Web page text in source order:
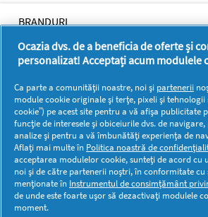
BRANDURI
BRANDURI
SUPORT
SECŢIUNI
DOCUMENTE LEGALE DETERGENTI SA
Mai multă inspirație
Ocazia dvs. de a beneficia de oferte și
personalizat! Acceptați acum modulele
Ca parte a comunității noastre, noi și partenerii
module cookie originale și terțe, pixeli și tehnologii
cookie”) pe acest site pentru a vă afișa publicitate
funcție de interesele și obiceiurile dvs. de
analize și pentru a vă îmbunătăți experiența de
Aflați mai multe în Politica noastră de
acceptarea modulelor cookie, sunteți de acord cu
noi și de către partenerii noștri, în conformitate cu
menționate în Instrumentul de consimțământ
de unde este foarte ușor să dezactivați modulele
moment.